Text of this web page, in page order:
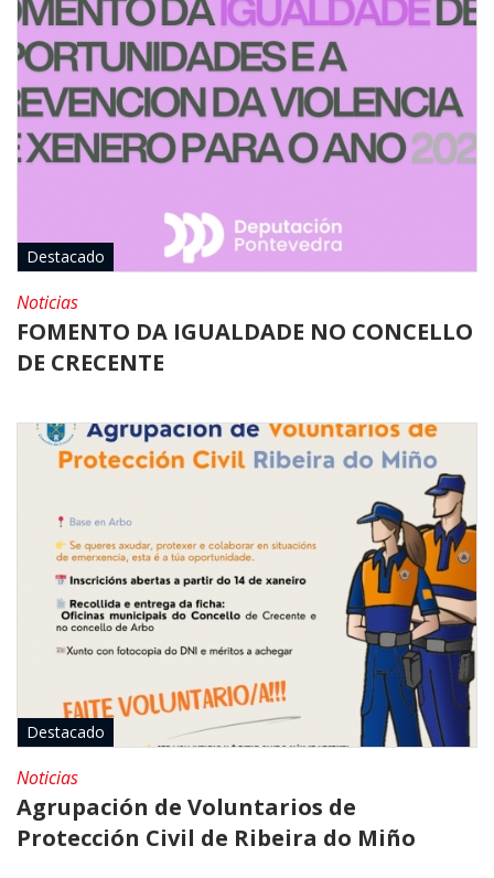
Destacado
Noticias
FOMENTO DA IGUALDADE NO CONCELLO
DE CRECENTE
Destacado
Noticias
Agrupación de Voluntarios de
Protección Civil de Ribeira do Miño